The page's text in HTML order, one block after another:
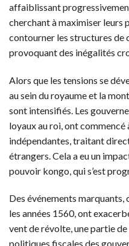
affaiblissant
cherchant à maximiser leurs
contourner les structures de
provoquant des inégalités
Alors que les tensions se
au sein du royaume et la
sont intensifiés. Les
loyaux au roi, ont commencé
indépendantes, traitant
étrangers. Cela a eu un
pouvoir kongo, qui s’est
Des événements marquants,
les années 1560, ont
vent de révolte, une partie
politiques fiscales des